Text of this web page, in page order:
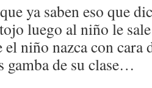
ya saben eso que
luego al niño le
niño nazca con cara
gamba de su clase…